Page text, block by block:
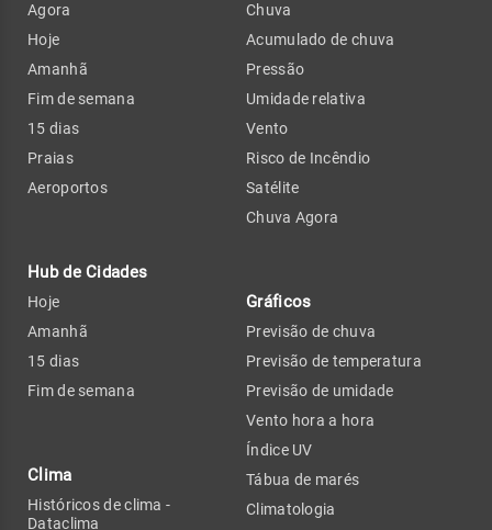
Agora
Hoje
Amanhã
Fim de semana
15 dias
Praias
Aeroportos
Hub de Cidades
Hoje
Amanhã
15 dias
Fim de semana
Clima
Históricos de clima -
Dataclima
Chuva
Acumulado de chuva
Pressão
Umidade relativa
Vento
Risco de Incêndio
Satélite
Chuva Agora
Gráficos
Previsão de chuva
Previsão de temperatura
Previsão de umidade
Vento hora a hora
Índice UV
Tábua de marés
Climatologia